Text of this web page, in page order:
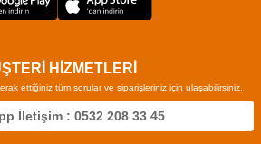
HİZMETLERİ
ettiğiniz tüm sorular ve siparişleriniz için ulaşabilirsiniz.
İletişim : 0532 208 33 45